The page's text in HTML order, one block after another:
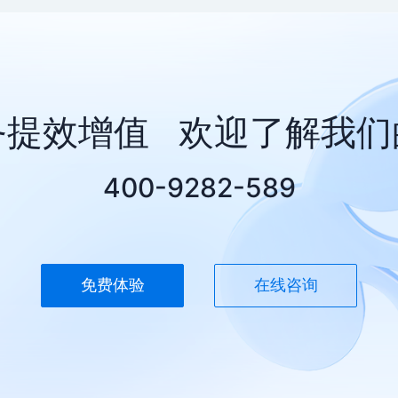
效增值 欢迎了解我
400-9282-589
免费体验 在线咨询